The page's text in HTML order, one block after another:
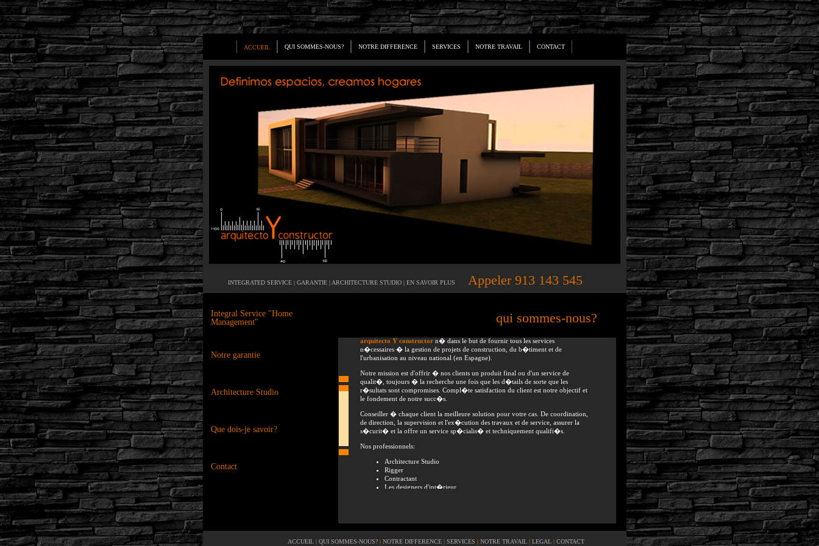
ACCUEIL QUI SOMMES-NOUS? NOTRE DIFFERENCE SERVICES NOTRE TRAVAIL CONTACT
INTEGRATED SERVICE | GARANTIE | ARCHITECTURE STUDIO | EN SAVOIR PLUS Appeler 913 143 545
Integral Service "Home
Management"
qui sommes-nous?
Notre garantie
arquitecto Y constructorn� dans le but de fournir tous les services
n�cessaires � la gestion de projets de construction, du b�timent et de
l'urbanisation au niveau national (en Espagne).
Notre mission est d'offrir � nos clients un produit final ou d'un service de
qualit�, toujours � la recherche une fois que les d�tails de sorte que les
r�sultats sont compromises. Compl�te satisfaction du client est notre objectif et
le fondement de notre succ�s.
Conseiller � chaque client la meilleure solution pour votre cas. De coordination,
de direction, la supervision et l'ex�cution des travaux et de service, assurer la
s�curit� et la offre un service sp�cialis� et techniquement qualifi�s.
Nos professionnels:
Architecture Studio
Rigger
Contractant
Les designers d'int�rieur
Architecture Studio
Que dois-je savoir?
Contact
ACCUEIL| QUI SOMMES-NOUS?| NOTRE DIFFERENCE| SERVICES | NOTRE TRAVAIL| LEGAL| CONTACT